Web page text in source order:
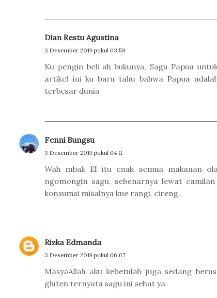
Dian Restu Agustina
3 Desember 2019 pukul 03.58
Ku pengin beli ah bukunya, Sagu Papua
artikel ini ku baru tahu bahwa Papua
terbesar dunia
Fenni Bungsu
3 Desember 2019 pukul 04.11
Wah mbak El itu enak semua makanan
ngomongin sagu, sebenarnya lewat
konsumsi misalnya kue rangi, cireng.
Rizka Edmanda
3 Desember 2019 pukul 06.07
MasyaAllah aku kebetulab juga sedang
gluten ternyata sagu ini sehat ya